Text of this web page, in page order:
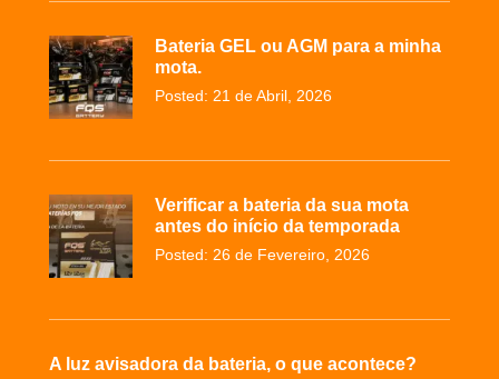
Bateria GEL ou AGM para a minha
mota.
Posted: 21 de Abril, 2026
Verificar a bateria da sua mota
antes do início da temporada
Posted: 26 de Fevereiro, 2026
A luz avisadora da bateria, o que acontece?